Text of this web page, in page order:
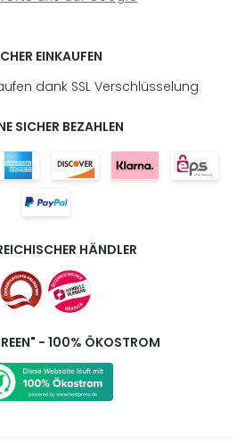
EINKAUFEN
dank SSL Verschlüsselung
SICHER BEZAHLEN
HÄNDLER
- 100% ÖKOSTROM